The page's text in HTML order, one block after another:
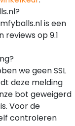
is een
reviews op 9.1
we geen SSL
deze melding
bot geweigerd
Voor de
controleren